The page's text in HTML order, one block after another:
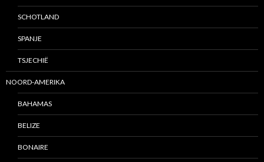
SCHOTLAND
SPANJE
TSJECHIË
NOORD-AMERIKA
BAHAMAS
BELIZE
BONAIRE